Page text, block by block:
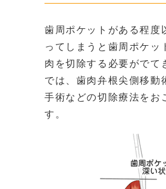
歯周ポケットがある程度
ってしまうと歯周ポケッ
肉を切除する必要がでて
では、歯肉弁根尖側移動
手術などの切除療法をお
す。